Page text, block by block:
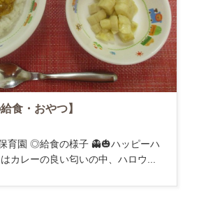
食・おやつ】
育園 ◎給食の様子 👻🎃ハッピーハ
カレーの良い匂いの中、ハロウ...